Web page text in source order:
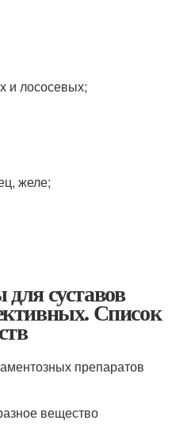
и лососевых;
желе;
суставов
Список
препаратов
вещество